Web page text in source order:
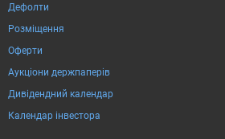
Дефолти
Розміщення
Оферти
Аукціони держпаперів
Дивідендний календар
Календар інвестора